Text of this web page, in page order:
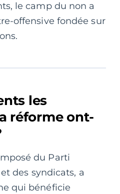
le camp du non a
offensive fondée sur
les
réforme ont-
du Parti
des syndicats, a
qui bénéficie